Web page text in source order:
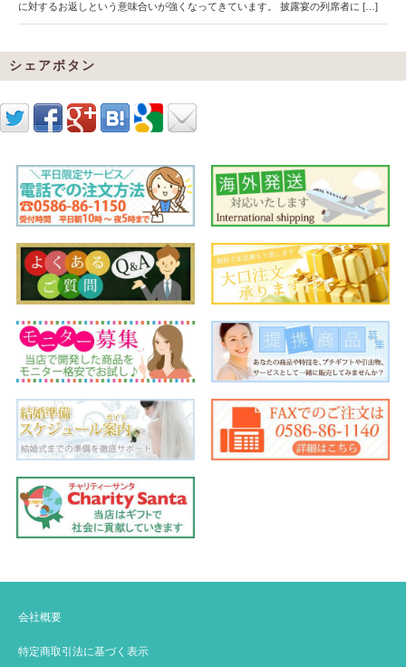
に対するお返しという意味合いが強くなってきています。 披露宴の列席者に […]
シェアボタン
会社概要
特定商取引法に基づく表示